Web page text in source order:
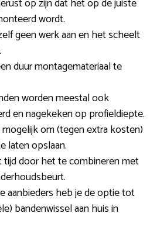
wordt.
geen werk aan en het scheelt
duur montagemateriaal te
worden meestal ook
en nagekeken op profieldiepte.
om (tegen extra kosten)
laten opslaan.
tijd door het te combineren met
aanbieders heb je de optie tot
bandenwissel aan huis in